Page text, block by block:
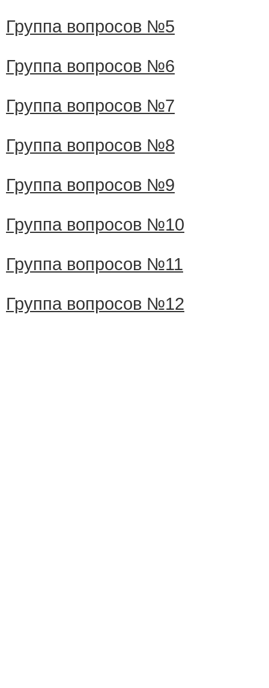
Группа вопросов №5
Группа вопросов №6
Группа вопросов №7
Группа вопросов №8
Группа вопросов №9
Группа вопросов №10
Группа вопросов №11
Группа вопросов №12